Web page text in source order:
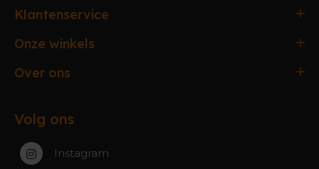
Klantenservice
Bestellen & Betalen
Service, Garantie & Reparatie
Onze winkels
Antwerpen
Paal-Beringen
Zwijndrecht
Over ons
Werking winkels
Contact
Volg ons
Instagram